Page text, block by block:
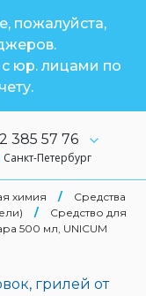
пожалуйста,
юр. лицами по
385 57 76
Санкт-Петербург
химия /
Средства
/
Средство для
500 мл, UNICUM
грилей от